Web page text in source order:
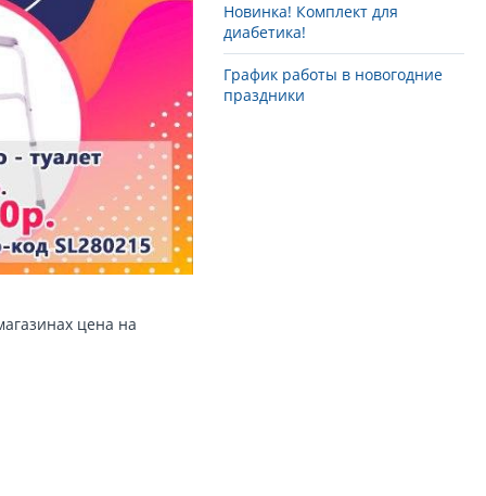
цена на
Новинка! Комплект для
диабетика!
График работы в новогодние
праздники